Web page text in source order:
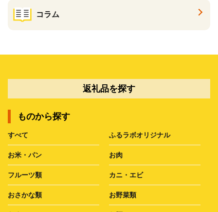
コラム
返礼品を探す
ものから探す
すべて ふるラボオリジナル
お米・パン お肉
フルーツ類 カニ・エビ
おさかな類 お野菜類